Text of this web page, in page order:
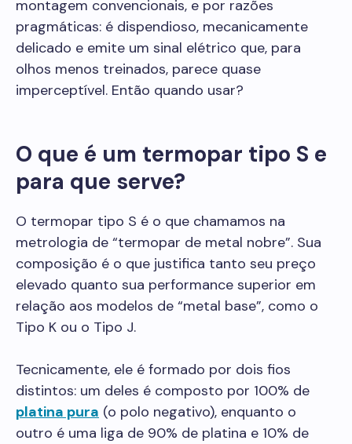
montagem convencionais, e por razões
pragmáticas: é dispendioso, mecanicamente
delicado e emite um sinal elétrico que, para
olhos menos treinados, parece quase
imperceptível. Então quando usar?
O que é um termopar tipo S e
para que serve?
O termopar tipo S é o que chamamos na
metrologia de “termopar de metal nobre”. Sua
composição é o que justifica tanto seu preço
elevado quanto sua performance superior em
relação aos modelos de “metal base”, como o
Tipo K ou o Tipo J.
Tecnicamente, ele é formado por dois fios
distintos: um deles é composto por 100% de
platina pura (o polo negativo), enquanto o
outro é uma liga de 90% de platina e 10% de